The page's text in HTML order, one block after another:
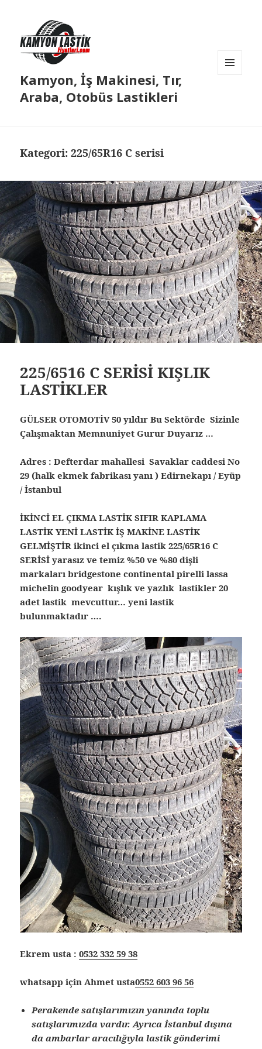
Kamyon, İş Makinesi, Tır,
Araba, Otobüs Lastikleri
Kategori:225/65R16 C serisi
225/6516 C SERİSİ KIŞLIK
LASTİKLER
GÜLSER OTOMOTİV 50 yıldır Bu Sektörde Sizinle
Çalışmaktan Memnuniyet Gurur Duyarız …
Adres : Defterdar mahallesi Savaklar caddesi No
29 (halk ekmek fabrikası yanı ) Edirnekapı / Eyüp
/ İstanbul
İKİNCİ EL ÇIKMA LASTİK SIFIR KAPLAMA
LASTİK YENİ LASTİK İŞ MAKİNE LASTİK
GELMİŞTİR ikinci el çıkma lastik 225/65R16 C
SERİSİ yarasız ve temiz %50 ve %80 dişli
markaları bridgestone continental pirelli lassa
michelin goodyear kışlık ve yazlık lastikler 20
adet lastik mevcuttur… yeni lastik
bulunmaktadır ….
Ekrem usta :0532 332 59 38
whatsapp için Ahmet usta0552 603 96 56
Perakende satışlarımızın yanında toplu
satışlarımızda vardır. Ayrıca İstanbul dışına
da ambarlar aracılığıyla lastik gönderimi